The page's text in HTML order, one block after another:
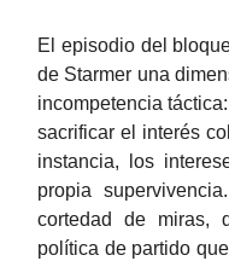
El episodio del
de Starmer una
incompetencia
sacrificar el interés
instancia, los
propia
cortedad de miras,
política de partido